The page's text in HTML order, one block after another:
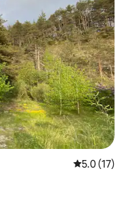
Calificación
5.0 (17)